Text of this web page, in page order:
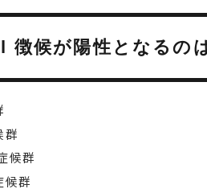
徴候が陽性となるの
群
候群
候群